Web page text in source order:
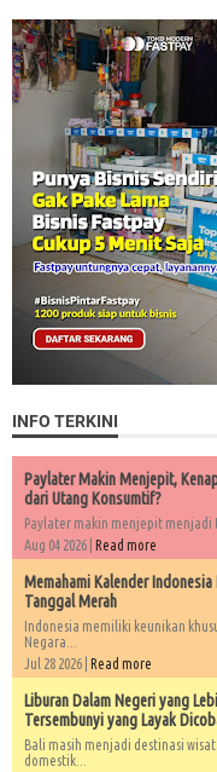
INFO TERKINI
Paylater Makin Menjepit,
dari Utang Konsumtif?
Paylater makin menjepit menjadi
Aug 04 2026 | Read more
Memahami Kalender
Tanggal Merah
Indonesia memiliki keunikan
Negara...
Jul 28 2026 | Read more
Liburan Dalam Negeri yang
Tersembunyi yang Layak
Bali masih menjadi destinasi
domestik...